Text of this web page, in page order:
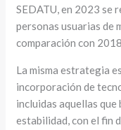
SEDATU, en 2023 se
personas usuarias de
comparación con
La misma estrategia
incorporación de
incluidas aquellas
estabilidad, con el fin